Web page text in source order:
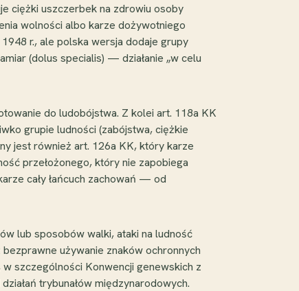
ciężki uszczerbek na zdrowiu osoby
wolności albo karze dożywotniego
r., ale polska wersja dodaje grupy
(dolus specialis) — działanie „w celu
do ludobójstwa. Z kolei art. 118a KK
grupie ludności (zabójstwa, ciężkie
jest również art. 126a KK, który karze
przełożonego, który nie zapobiega
cały łańcuch zachowań — od
lub sposobów walki, ataki na ludność
używanie znaków ochronnych
szczególności Konwencji genewskich z
trybunałów międzynarodowych.